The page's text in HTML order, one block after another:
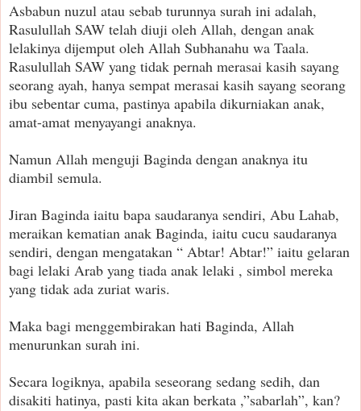
Asbabun nuzul atau sebab turunnya surah ini adalah,
Rasulullah SAW telah diuji oleh Allah, dengan anak
lelakinya dijemput oleh Allah Subhanahu wa Taala.
Rasulullah SAW yang tidak pernah merasai kasih sayang
seorang ayah, hanya sempat merasai kasih sayang seorang
ibu sebentar cuma, pastinya apabila dikurniakan anak,
amat-amat menyayangi anaknya.
Namun Allah menguji Baginda dengan anaknya itu
diambil semula.
Jiran Baginda iaitu bapa saudaranya sendiri, Abu Lahab,
meraikan kematian anak Baginda, iaitu cucu saudaranya
sendiri, dengan mengatakan “ Abtar! Abtar!” iaitu gelaran
bagi lelaki Arab yang tiada anak lelaki , simbol mereka
yang tidak ada zuriat waris.
Maka bagi menggembirakan hati Baginda, Allah
menurunkan surah ini.
Secara logiknya, apabila seseorang sedang sedih, dan
disakiti hatinya, pasti kita akan berkata ,”sabarlah”, kan?